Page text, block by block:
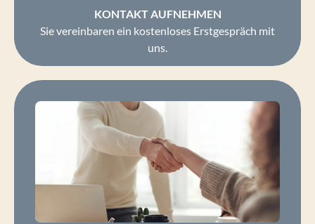
KONTAKT AUFNEHMEN
Sie vereinbaren ein kostenloses Erstgespräch mit
uns.